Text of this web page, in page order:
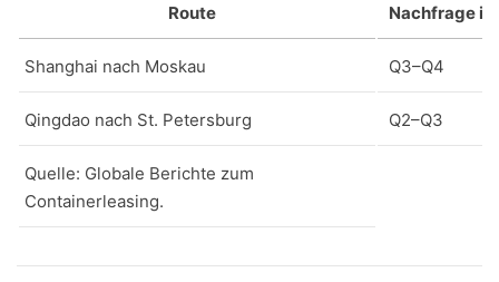
Route Nachfrage in
Shanghai nach Moskau Q3–Q4
Qingdao nach St. Petersburg Q2–Q3
Quelle: Globale Berichte zum
Containerleasing.